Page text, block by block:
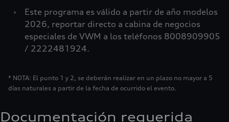
›
Este programa es válido a partir de año modelos
2026, reportar directo a cabina de negocios
especiales de VWM a los teléfonos 8008909905
/ 2222481924.
* NOTA: El punto 1 y 2, se deberán realizar en un plazo no mayor a 5
días naturales a partir de la fecha de ocurrido el evento.
Documentación requerida